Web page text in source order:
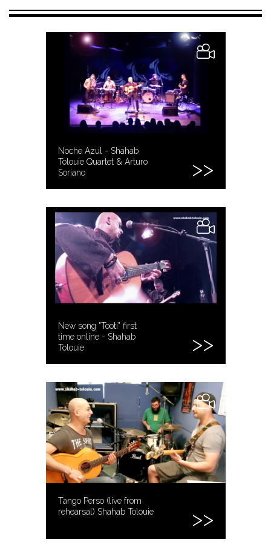
Noche Azul - Shahab
Tolouie Quartet & Arturo
Soriano
New song "Tooti" first
time online - Shahab
Tolouie
Tango Perso (live from
rehearsal) Shahab Tolouie